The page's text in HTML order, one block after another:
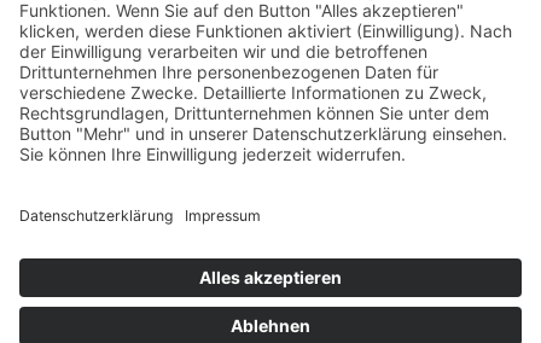
laden!Dieser Inhalt darf aufgrund von Trackern, die
Besuchern nicht offengelegt werden, nicht geladen
werden. Der Besitzer der Website muss diese mit seinem
CMP einrichten, um diesen Inhalt zur Liste der verwendeten
Technologien hinzuzufügen.
Mein Frroots Registrieren
FAQ
Datenschutz AGB